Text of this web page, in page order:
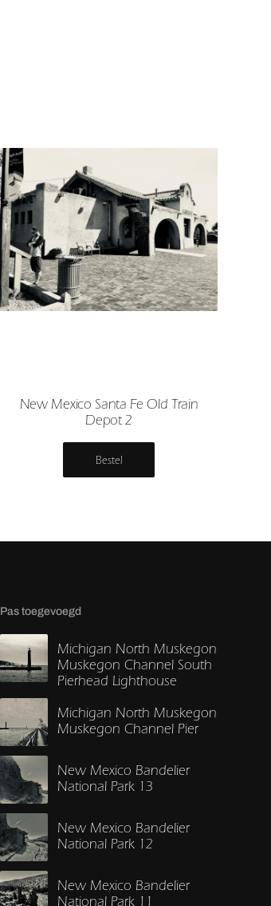
New Mexico Santa Fe Old Train
Depot 2
Bestel
Pas toegevoegd
Michigan North Muskegon
Muskegon Channel South
Pierhead Lighthouse
Michigan North Muskegon
Muskegon Channel Pier
New Mexico Bandelier
National Park 13
New Mexico Bandelier
National Park 12
New Mexico Bandelier
National Park 11